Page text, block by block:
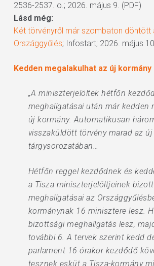
2536-2537. o.; 2026. május 9. (PDF)
Lásd még:
Két törvényről már szombaton döntött
Országgyűlés; Infostart; 2026. május
Kedden megalakulhat az új kormány
„A miniszterjelöltek hétfőn
meghallgatásai után már kedden
új kormány. Automatikusan
visszaküldött törvény marad az új
tárgysorozatában…
Hétfőn reggel kezdődnek és
a Tisza miniszterjelöltjeinek
meghallgatásai az
kormánynak 16 minisztere lesz.
bizottsági meghallgatás lesz,
további 6. A tervek szerint kedd
parlament 16 órakor kezdődő
tesznek esküt a Tisza-kormány